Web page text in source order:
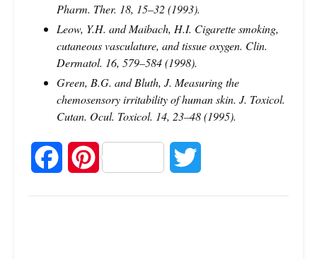
Pharm. Ther. 18, 15–32 (1993).
Leow, Y.H. and Maibach, H.I. Cigarette smoking,
cutaneous vasculature, and tissue oxygen. Clin.
Dermatol. 16, 579–584 (1998).
Green, B.G. and Bluth, J. Measuring the
chemosensory irritability of human skin. J. Toxicol.
Cutan. Ocul. Toxicol. 14, 23–48 (1995).
P